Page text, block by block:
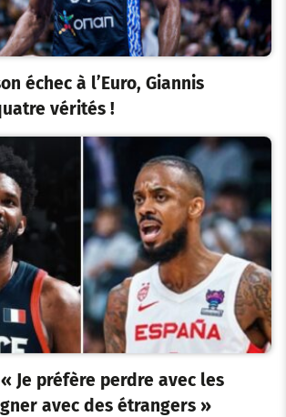
échec à l’Euro, Giannis
vérités !
Je préfère perdre avec les
avec des étrangers »